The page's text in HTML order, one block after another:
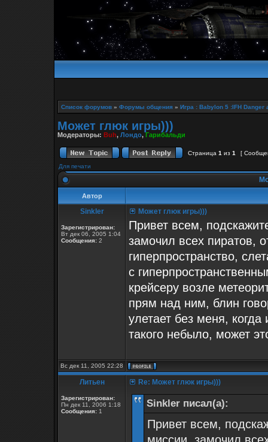
Список форумов » Форумы общения » Игра : Babylon 5 :IFH Danger
Может глюк игры)))
Модераторы: Buh, Лондо,Гарибальди
Страница 1 из 1
[
Для печати
Автор
Sinkler
Зарегистрирован:
Вт дек 06, 2005 1:04
Сообщения: 2
Может глюк игры)))
Привет всем,
замочил всех пиратов,
гиперпространство,
с
крейсеру возле
прям над ним, блин
улетает без меня,
такого небыло, может
Вс дек 11, 2005 22:28
Литьен
Зарегистрирован:
Пн дек 11, 2006 1:18
Сообщения: 1
Re: Может глюк игры)))
Sinkler писал(а):
Привет всем,